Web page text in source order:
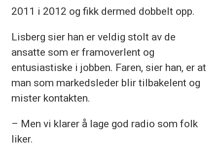
2011 i 2012 og fikk dermed dobbelt opp.
Lisberg sier han er veldig stolt av de
ansatte som er framoverlent og
entusiastiske i jobben. Faren, sier han, er at
man som markedsleder blir tilbakelent og
mister kontakten.
– Men vi klarer å lage god radio som folk
liker.